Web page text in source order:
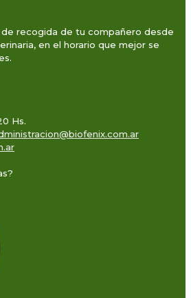
recogida de tu compañero desde
en el horario que mejor se
Hs.